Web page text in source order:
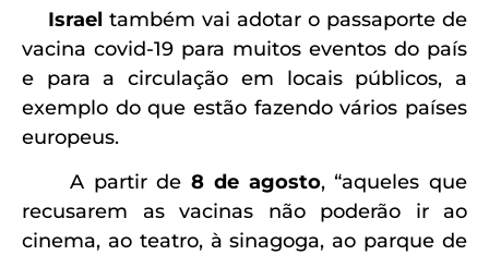
Israel também vai adotar o passaporte de
vacina covid-19 para muitos eventos do país
e para a circulação em locais públicos, a
exemplo do que estão fazendo vários países
europeus.
A partir de 8 de agosto, “aqueles que
recusarem as vacinas não poderão ir ao
cinema, ao teatro, à sinagoga, ao parque de